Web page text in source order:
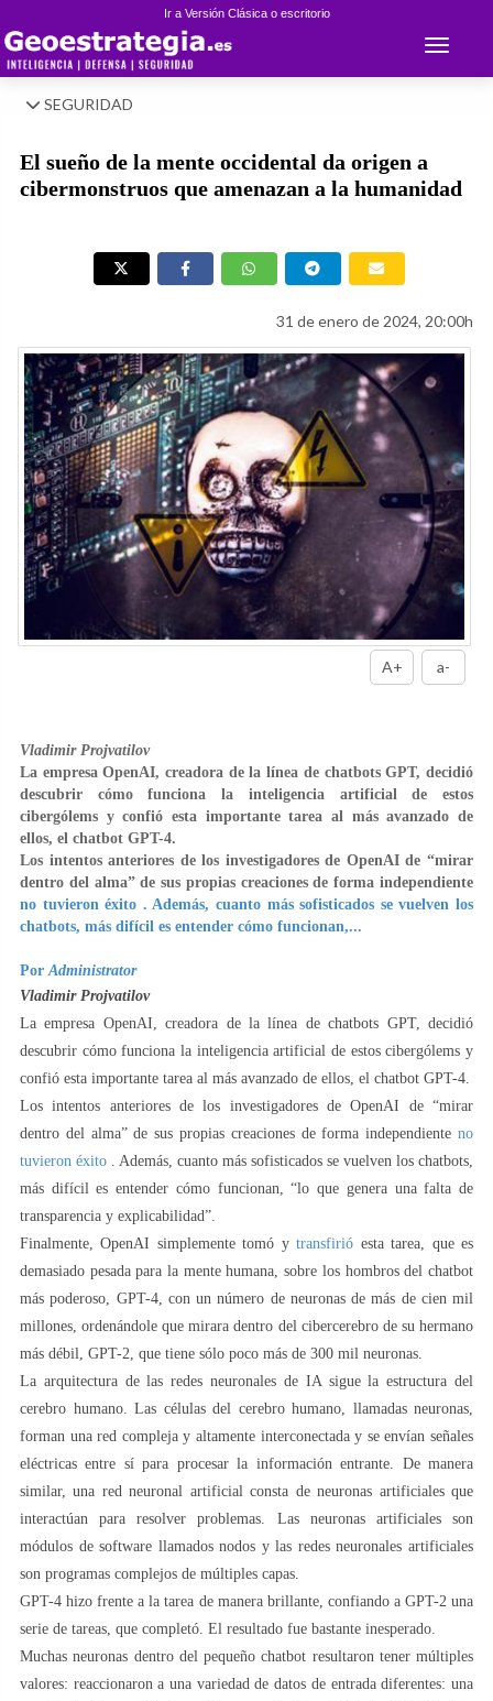
Ir a Versión Clásica o escritorio
Toggle
SEGURIDAD
El sueño de la mente occidental da origen a
cibermonstruos que amenazan a la humanidad
31 de enero de 2024, 20:00h
A+ a-
Vladimir Projvatilov
La empresa OpenAI, creadora de la línea de chatbots GPT, decidió
descubrir cómo funciona la inteligencia artificial de estos
cibergólems y confió esta importante tarea al más avanzado de
ellos, el chatbot GPT-4.
Los intentos anteriores de los investigadores de OpenAI de “mirar
dentro del alma” de sus propias creaciones de forma independiente
no tuvieron éxito . Además, cuanto más sofisticados se vuelven los
chatbots, más difícil es entender cómo funcionan,...
Por Administrator
Vladimir Projvatilov
La empresa OpenAI, creadora de la línea de chatbots GPT, decidió
descubrir cómo funciona la inteligencia artificial de estos cibergólems y
confió esta importante tarea al más avanzado de ellos, el chatbot GPT-4.
Los intentos anteriores de los investigadores de OpenAI de “mirar
dentro del alma” de sus propias creaciones de forma independiente no
tuvieron éxito . Además, cuanto más sofisticados se vuelven los chatbots,
más difícil es entender cómo funcionan, “lo que genera una falta de
transparencia y explicabilidad”.
Finalmente, OpenAI simplemente tomó ytransfirió esta tarea, que es
demasiado pesada para la mente humana, sobre los hombros del chatbot
más poderoso, GPT-4, con un número de neuronas de más de cien mil
millones, ordenándole que mirara dentro del cibercerebro de su hermano
más débil, GPT-2, que tiene sólo poco más de 300 mil neuronas.
La arquitectura de las redes neuronales de IA sigue la estructura del
cerebro humano. Las células del cerebro humano, llamadas neuronas,
forman una red compleja y altamente interconectada y se envían señales
eléctricas entre sí para procesar la información entrante. De manera
similar, una red neuronal artificial consta de neuronas artificiales que
interactúan para resolver problemas. Las neuronas artificiales son
módulos de software llamados nodos y las redes neuronales artificiales
son programas complejos de múltiples capas.
GPT-4 hizo frente a la tarea de manera brillante, confiando a GPT-2 una
serie de tareas, que completó. El resultado fue bastante inesperado.
Muchas neuronas dentro del pequeño chatbot resultaron tener múltiples
valores: reaccionaron a una variedad de datos de entrada diferentes: una